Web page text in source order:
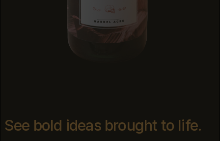
See bold ideas brought to life.